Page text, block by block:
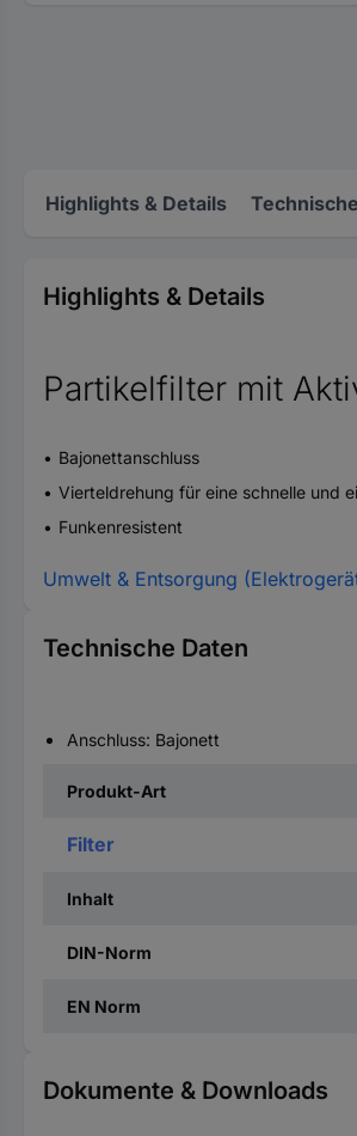
Highlights & Details
Highlights & Details
Partikelfilter mit
Bajonettanschluss
Vierteldrehung für eine schnelle und
Funkenresistent
Umwelt & Entsorgung
Technische Daten
Anschluss: Bajonett
Produkt-Art
Filter
Inhalt
DIN-Norm
EN Norm
Dokumente & Downloads